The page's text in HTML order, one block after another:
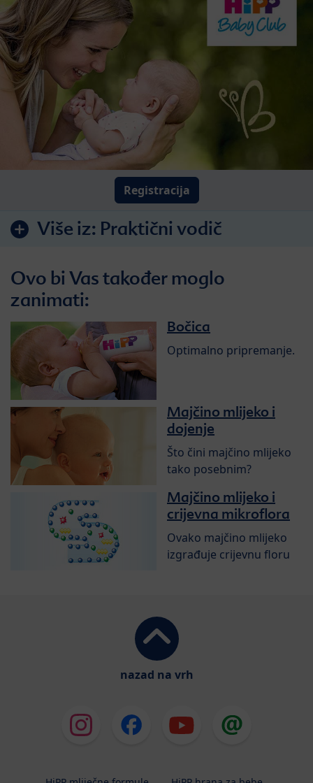
Registracija
Više iz: Praktični vodič
Ovo bi Vas također moglo
zanimati:
Bočica
Optimalno pripremanje.
Majčino mlijeko i
dojenje
Što čini majčino mlijeko
tako posebnim?
Majčino mlijeko i
crijevna mikroflora
Ovako majčino mlijeko
izgrađuje crijevnu floru
nazad na vrh